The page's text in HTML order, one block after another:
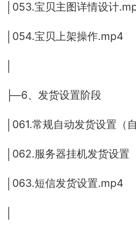
│053.宝贝主图详情设计
│054.宝贝上架操作.mp4
├─6、发货设置阶段
│061.常规自动发货设置（
│062.服务器挂机发货设
│063.短信发货设置.mp4